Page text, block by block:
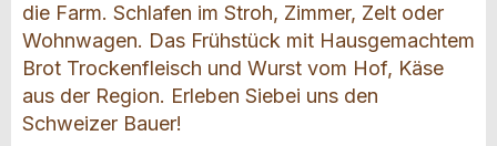
die Farm. Schlafen im Stroh, Zimmer, Zelt oder
Wohnwagen. Das Frühstück mit Hausgemachtem
Brot Trockenfleisch und Wurst vom Hof, Käse
aus der Region. Erleben Siebei uns den
Schweizer Bauer!